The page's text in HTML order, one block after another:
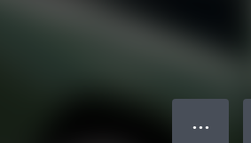
● ● ●